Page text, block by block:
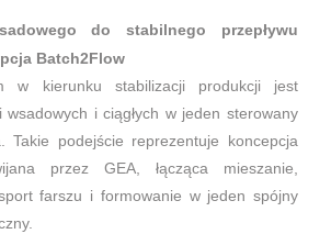
do stabilnego przepływu
Batch2Flow
w kierunku stabilizacji produkcji jest
wsadowych i ciągłych w jeden sterowany
Takie podejście reprezentuje koncepcja
przez GEA, łącząca mieszanie,
farszu i formowanie w jeden spójny